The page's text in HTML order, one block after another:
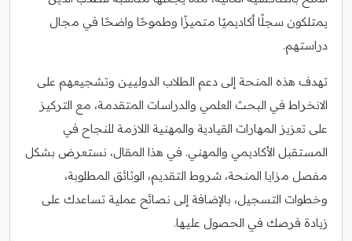
يمتلكون سجلًا أكاديميًا متميزًا وطموحًا واضحًا في مجال
دراستهم.
تهدف هذه المنحة إلى دعم الطلاب الدوليين وتشجيعهم على
الانخراط في البحث العلمي والدراسات المتقدمة، مع التركيز
على تعزيز المهارات القيادية والمهنية اللازمة للنجاح في
المستقبل الأكاديمي والمهني. في هذا المقال، نستعرض بشكل
مفصل مزايا المنحة، شروط التقديم، الوثائق المطلوبة،
وخطوات التسجيل، بالإضافة إلى نصائح عملية تساعدك على
زيادة فرصك في الحصول عليها.